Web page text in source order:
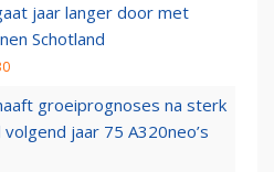
jaar langer door met
Schotland
groeiprognoses na sterk
jaar 75 A320neo’s